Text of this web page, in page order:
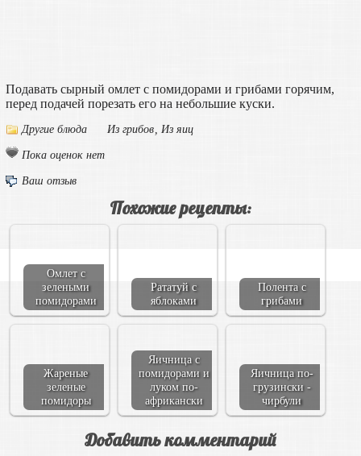
Подавать сырный омлет с помидорами и грибами горячим,
перед подачей порезать его на небольшие куски.
Другие блюда Из грибов Из яиц
Пока оценок нет
Ваш отзыв
Похожие рецепты:
Омлет с
зелеными
помидорами
Рататуй с
яблоками
Полента с
грибами
Жареные
зеленые
помидоры
Яичница с
помидорами и
луком по-
африкански
Яичница по-
грузински -
чирбули
Добавить комментарий